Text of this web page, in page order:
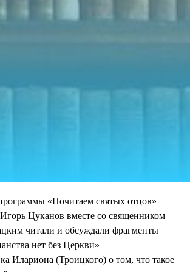
«Почитаем святых отцов»
Цуканов вместе со священником
читали и обсуждали фрагменты
нет без Церкви»
Илариона (Троицкого) о том, что такое